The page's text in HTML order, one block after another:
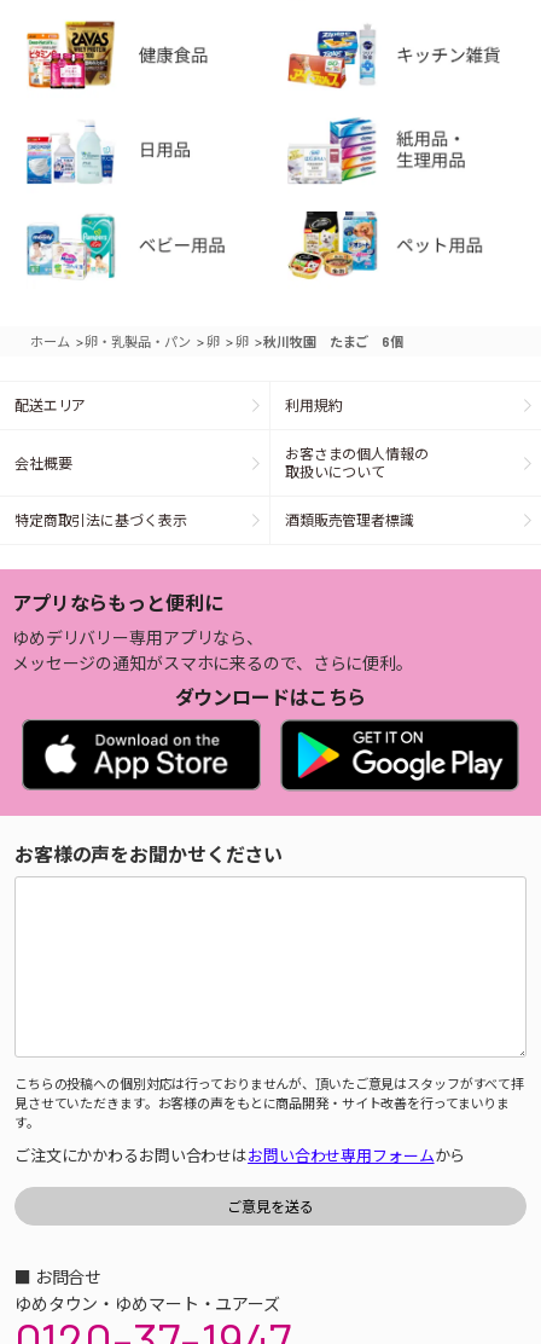
ホーム >卵・乳製品・パン >卵 >卵 >秋川牧園 たまご 6個
配送エリア 利用規約
会社概要
お客さまの個人情報の
取扱いについて
特定商取引法に基づく表示 酒類販売管理者標識
アプリならもっと便利に
ゆめデリバリー専用アプリなら、
メッセージの通知がスマホに来るので、さらに便利。
ダウンロードはこちら
お客様の声をお聞かせください
こちらの投稿への個別対応は行っておりませんが、頂いたご意見はスタッフがすべて拝
見させていただきます。お客様の声をもとに商品開発・サイト改善を行ってまいりま
す。
ご注文にかかわるお問い合わせはお問い合わせ専用フォームから
■ お問合せ
ゆめタウン・ゆめマート・ユアーズ